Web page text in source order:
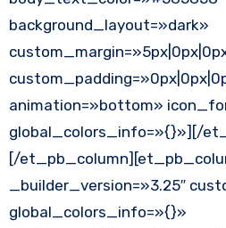
background_layout=»dark»
animation=»bottom»
global_colors_info=»{}»][/
[/
_builder_version=»3.25″
global_colors_info=»{}»